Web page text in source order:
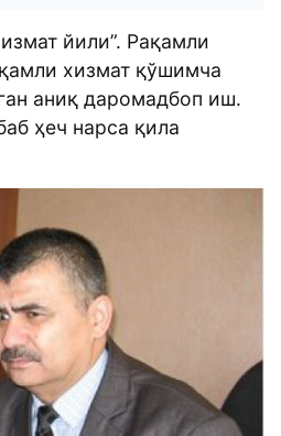
йили”. Рақамли
хизмат қўшимча
аниқ даромадбоп иш.
ҳеч нарса қила